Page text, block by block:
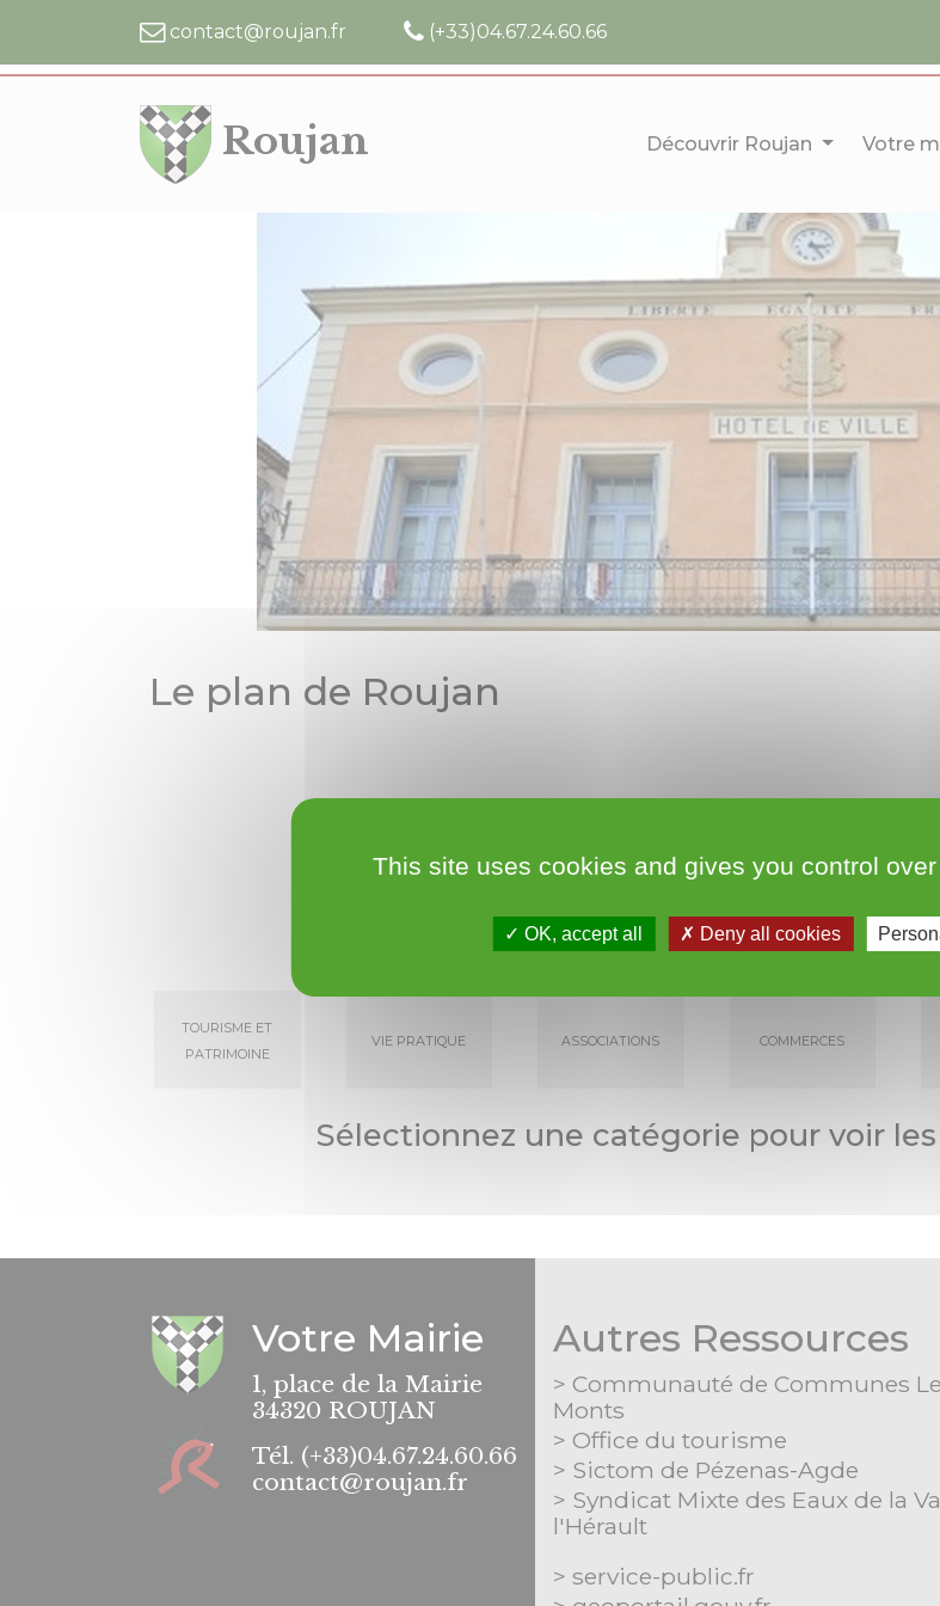
contact@roujan.fr (+33)04.67.24.60.66
Roujan Découvrir Roujan Votre
Le plan de Roujan
Tourisme et
patrimoine
Vie pratique Associations Commerces
Sélectionnez une catégorie pour voir
Votre Mairie
1, place de la Mairie
34320 ROUJAN
Tél. (+33)04.67.24.60.66
contact@roujan.fr
Autres Ressources
Communauté de Communes
Monts
Office du tourisme
Sictom de Pézenas-Agde
Syndicat Mixte des Eaux de la
l'Hérault
Séparateur
service-public.fr
This site uses cookies and gives you control
OK, accept all Deny all cookies